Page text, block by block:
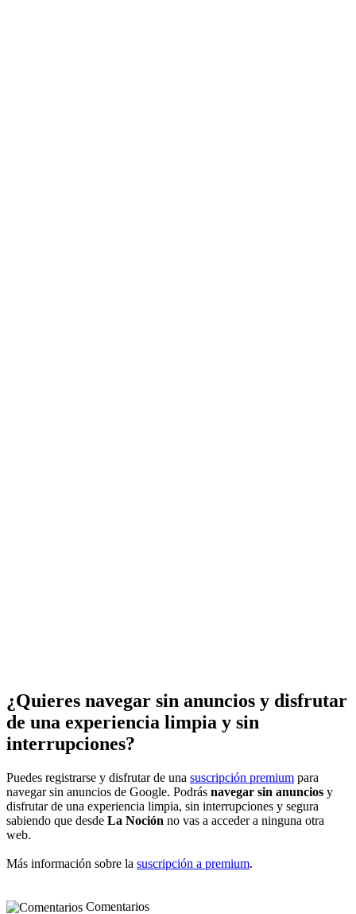
¿Quieres navegar sin anuncios y disfrutar
de una experiencia limpia y sin
interrupciones?
Puedes registrarse y disfrutar de una suscripción premium para
navegar sin anuncios de Google. Podrás navegar sin anuncios y
disfrutar de una experiencia limpia, sin interrupciones y segura
sabiendo que desde La Noción no vas a acceder a ninguna otra
web.
Más información sobre la suscripción a premium.
Comentarios